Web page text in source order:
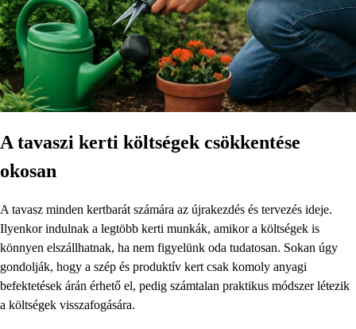
A tavaszi kerti költségek csökkentése
okosan
A tavasz minden kertbarát számára az újrakezdés és tervezés ideje.
Ilyenkor indulnak a legtöbb kerti munkák, amikor a költségek is
könnyen elszállhatnak, ha nem figyelünk oda tudatosan. Sokan úgy
gondolják, hogy a szép és produktív kert csak komoly anyagi
befektetések árán érhető el, pedig számtalan praktikus módszer létezik
a költségek visszafogására.